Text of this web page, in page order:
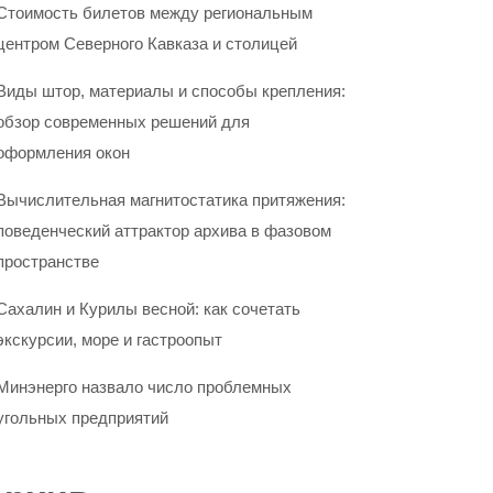
билетов между региональным
Северного Кавказа и столицей
штор, материалы и способы крепления:
современных решений для
окон
магнитостатика притяжения:
аттрактор архива в фазовом
и Курилы весной: как сочетать
море и гастроопыт
назвало число проблемных
предприятий